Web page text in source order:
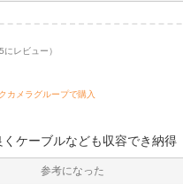
にレビュー）
カメラグループで購入
ケーブルなども収容でき納得
参考になった